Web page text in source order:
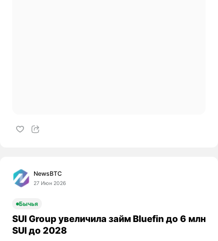
NewsBTC
27 Июн 2026
Бычья
SUI Group увеличила займ Bluefin до 6 млн
SUI до 2028